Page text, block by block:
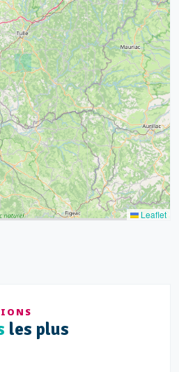
15
21
39
68
Leaflet
les plus